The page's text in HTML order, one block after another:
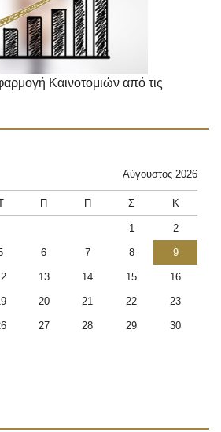
Καινοτομιών από τις
Αύγουστος 2026
Π Π Σ Κ
1 2
6 7 8 9
13 14 15 16
20 21 22 23
27 28 29 30